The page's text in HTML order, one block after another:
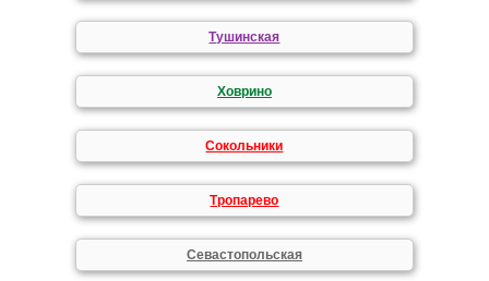
Тушинская
Ховрино
Сокольники
Тропарево
Севастопольская